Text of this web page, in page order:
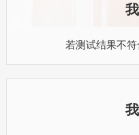
若测试结果不